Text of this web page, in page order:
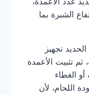
الشبرة بما
تجهيز
ثم تثبيت الأعمدة
الغطاء
اللحام، لأن